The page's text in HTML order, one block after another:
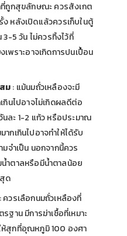
ที่ถูกสุขลักษณะ ควรสังเกต
หลังเปิดแล้วควรเก็บในตู้
3-5 วัน ไม่ควรทิ้งไว้ที่
พราะอาจเกิดการปนเปื้อน
ม: แม้นมถั่วเหลืองจะมี
กินไปอาจไม่เกิดผลดีต่อ
ละ 1-2 แก้ว หรือประมาณ
เกินไปอาจทำให้ได้รับ
มจำเป็น นอกจากนี้ควร
น้ำตาลหรือมีน้ำตาลน้อย
ด
: ควรเลือกนมถั่วเหลืองที่
ฐาน มีการฆ่าเชื้อที่เหมาะ
ห้สุกที่อุณหภูมิ 100 องศา